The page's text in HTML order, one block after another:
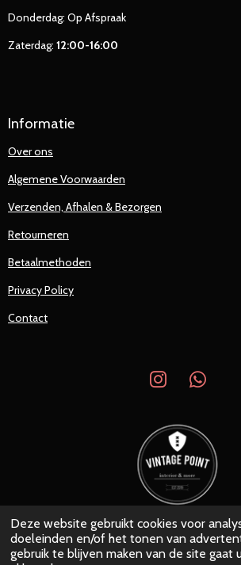
Deze website gebruikt cookies voor
doeleinden en/of het tonen van
gebruik te blijven maken van de site gaat
Donderdag: Op Afspraak
Zaterdag: 12:00-16:00
Informatie
Over ons
Algemene Voorwaarden
Verzenden, Afhalen & Bezorgen
Retourneren
Betaalmethoden
Privacy Policy
Contact
I
s
a
g
r
a
m
W
a
s
A
p
p
© 2019 - 2026 Vintage Point
Powered byJouwWeb